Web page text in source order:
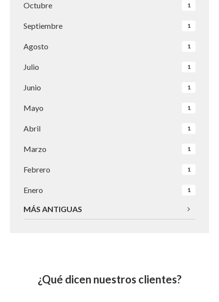
Octubre 1
Septiembre 1
Agosto 1
Julio 1
Junio 1
Mayo 1
Abril 1
Marzo 1
Febrero 1
Enero 1
MÁS ANTIGUAS
¿Qué dicen nuestros clientes?